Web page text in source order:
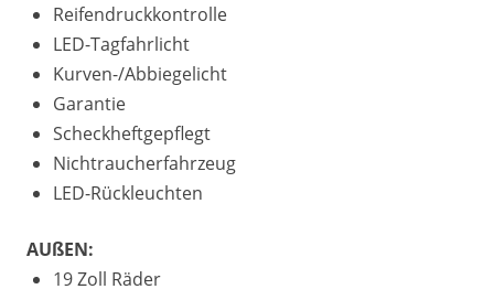
Reifendruckkontrolle
LED-Tagfahrlicht
Kurven-/Abbiegelicht
Garantie
Scheckheftgepflegt
Nichtraucherfahrzeug
LED-Rückleuchten
AUßEN:
19 Zoll Räder